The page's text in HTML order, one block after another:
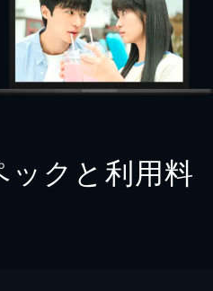
クと利用料